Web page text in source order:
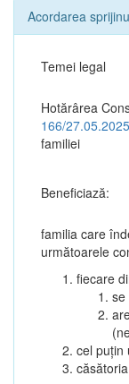
Acordarea
Temei legal
Hotărârea
166/27.05.2025
familiei
Beneficiază:
familia care
următoarele
fiecare
se
cel puțin